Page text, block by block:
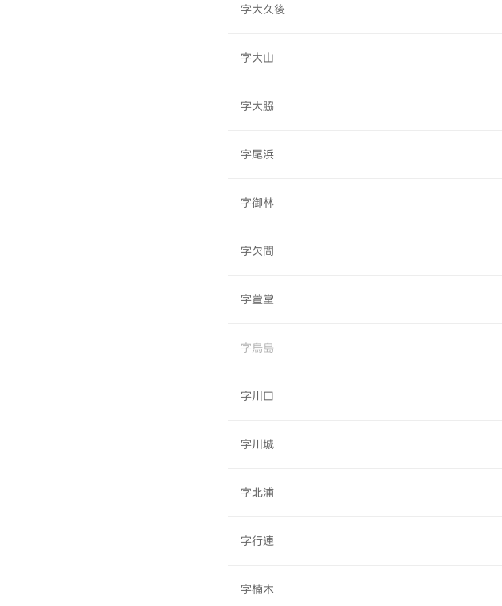
字大久後
字大山
字大脇
字尾浜
字御林
字欠間
字萱堂
字烏島
字川口
字川城
字北浦
字行連
字楠木